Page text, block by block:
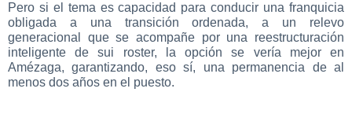
Pero si el tema es capacidad para conducir una franquicia
obligada a una transición ordenada, a un relevo
generacional que se acompañe por una reestructuración
inteligente de sui roster, la opción se vería mejor en
Amézaga, garantizando, eso sí, una permanencia de al
menos dos años en el puesto.